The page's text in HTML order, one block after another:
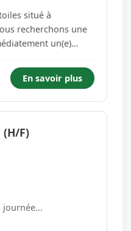
situé à
recherchons une
un(e)
pour garantir ...
En savoir plus
F)
journée...